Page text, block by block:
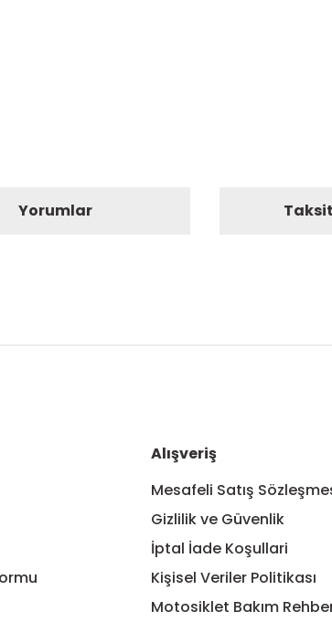
Yorumlar
Alışveriş
Mesafeli Satış
Gizlilik ve Güvenlik
İptal İade Koşullari
Kişisel Veriler Politikası
Motosiklet Bakım